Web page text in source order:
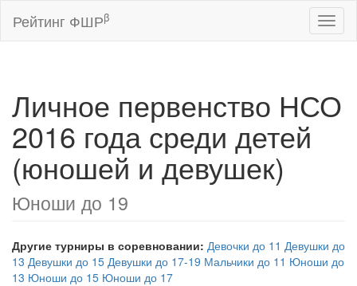
Рейтинг ФШРβ
Личное первенство НСО
2016 года среди детей
(юношей и девушек)
Юноши до 19
Другие турниры в соревновании: Девочки до 11 Девушки до
13 Девушки до 15 Девушки до 17-19 Мальчики до 11 Юноши до
13 Юноши до 15 Юноши до 17